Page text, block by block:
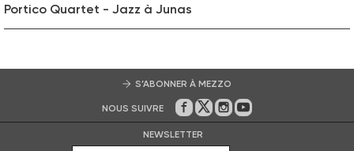
Portico Quartet - Jazz à Junas
S’ABONNER À MEZZO
NOUS SUIVRE Sur Facebook
Sur Twitter
Sur Instagram
Sur Youtube
NEWSLETTER